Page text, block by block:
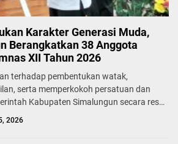
Karakter Generasi Muda,
Berangkatkan 38 Anggota
XII Tahun 2026
terhadap pembentukan watak,
serta memperkokoh persatuan dan
Kabupaten Simalungun secara resmi
2026